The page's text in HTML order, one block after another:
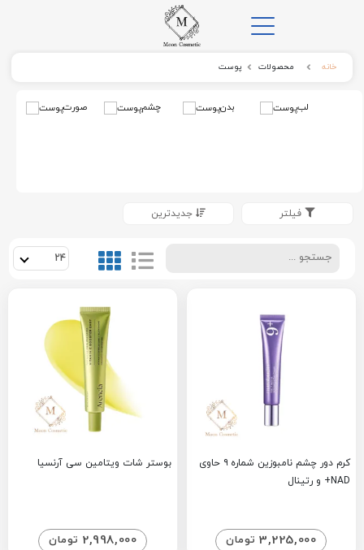
خانه محصولات پوست
صورت چشم بدن لب
جدیدترین
24
کرم دور چشم نامبوزین شماره ۹ حاوی
NAD+ و رتینال
3,225,000 تومان
بوستر شات ویتامین سی آرنسیا
2,998,000 تومان